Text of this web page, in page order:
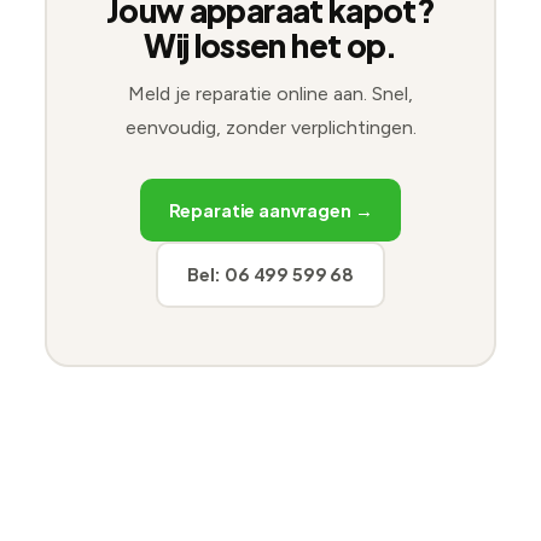
Jouw apparaat kapot?
Wij lossen het op.
Meld je reparatie online aan. Snel,
eenvoudig, zonder verplichtingen.
Reparatie aanvragen →
Bel: 06 499 599 68